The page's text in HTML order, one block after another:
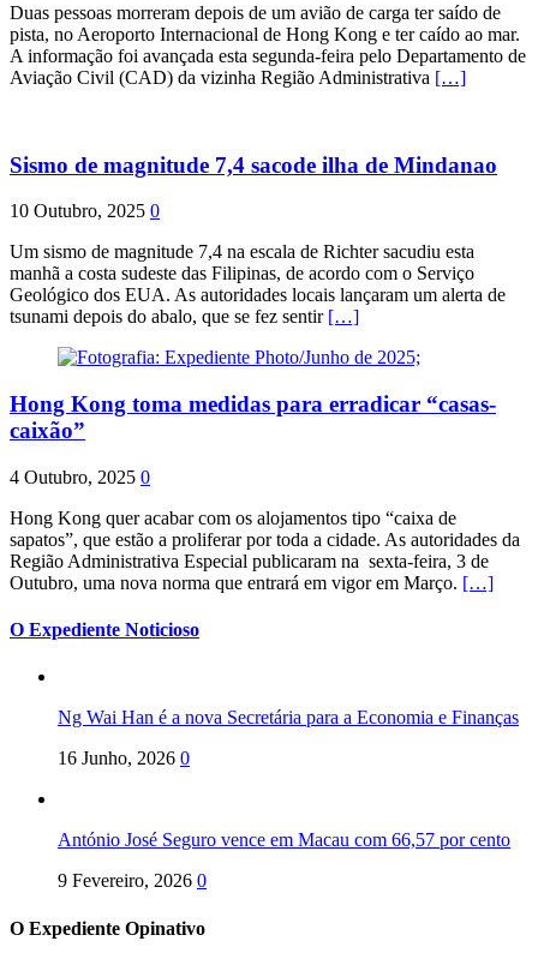
Duas pessoas morreram depois de um avião de carga ter saído de
pista, no Aeroporto Internacional de Hong Kong e ter caído ao mar.
A informação foi avançada esta segunda-feira pelo Departamento de
Aviação Civil (CAD) da vizinha Região Administrativa […]
Sismo de magnitude 7,4 sacode ilha de Mindanao
10 Outubro, 2025 0
Um sismo de magnitude 7,4 na escala de Richter sacudiu esta
manhã a costa sudeste das Filipinas, de acordo com o Serviço
Geológico dos EUA. As autoridades locais lançaram um alerta de
tsunami depois do abalo, que se fez sentir […]
Hong Kong toma medidas para erradicar “casas-
caixão”
4 Outubro, 2025 0
Hong Kong quer acabar com os alojamentos tipo “caixa de
sapatos”, que estão a proliferar por toda a cidade. As autoridades da
Região Administrativa Especial publicaram na sexta-feira, 3 de
Outubro, uma nova norma que entrará em vigor em Março. […]
O Expediente Noticioso
Ng Wai Han é a nova Secretária para a Economia e Finanças
16 Junho, 2026 0
António José Seguro vence em Macau com 66,57 por cento
9 Fevereiro, 2026 0
O Expediente Opinativo